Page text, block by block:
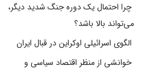
چرا احتمال یک دوره جنگ شدید دیگر،
می‌تواند بالا باشد؟
الگوی اسرائیلی اوکراین در قبال ایران
خوانشی از منظر اقتصاد سیاسی و